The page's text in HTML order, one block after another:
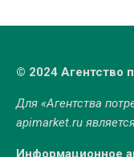
© 2024 Агентство
Для «Агентства
apimarket.ru
Информационное